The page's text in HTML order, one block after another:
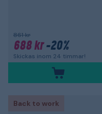
861 kr
688 kr-20%
Skickas inom 24 timmar!
Back to work